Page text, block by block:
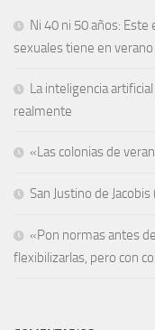
Ni 40 ni 50 años:
sexuales tiene en verano
La inteligencia
realmente
«Las colonias de
San Justino de
«Pon normas antes
flexibilizarlas, pero con